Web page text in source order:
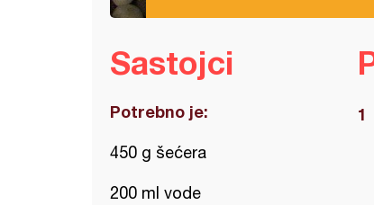
Sastojci
Potrebno je:
450 g šećera
200 ml vode